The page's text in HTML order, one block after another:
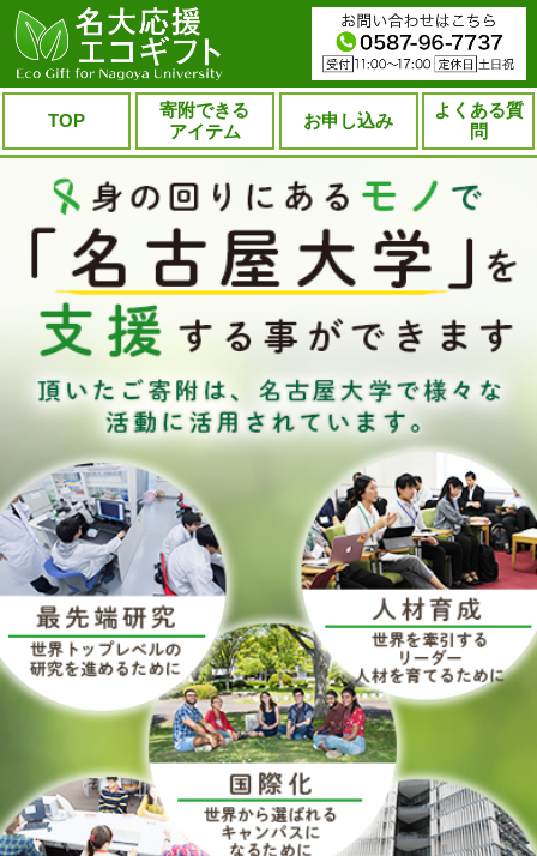
TOP
寄附できる
アイテム
お申し込み
よくある質
問